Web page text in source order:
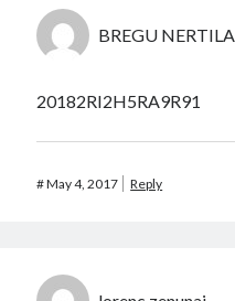
BREGU NERTILA
20182RI2H5RA9R91
#May 4, 2017 Reply